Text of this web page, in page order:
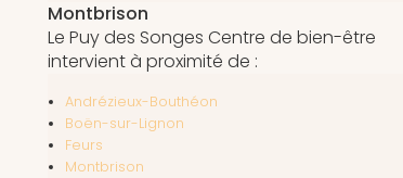
Montbrison
Le Puy des Songes Centre de bien-être
intervient à proximité de :
Andrézieux-Bouthéon
Boën-sur-Lignon
Feurs
Montbrison